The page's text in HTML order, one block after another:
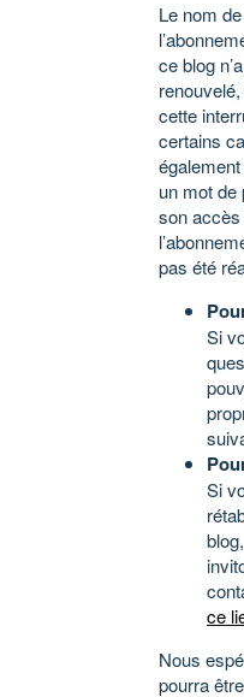
Le nom
ce blog
cette
certains
un mot de
son
pas été
Si
Si
ce
Nous
pourra